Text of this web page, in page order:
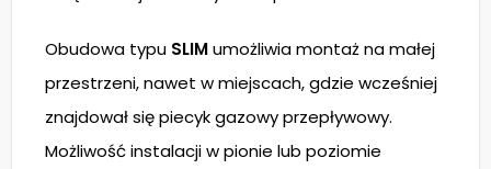
Obudowa typu SLIMumożliwia montaż na małej
przestrzeni, nawet w miejscach, gdzie wcześniej
znajdował się piecyk gazowy przepływowy.
Możliwość instalacji w pionie lub poziomie